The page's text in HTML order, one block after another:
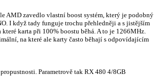
AMD zavedlo vlastní boost systém, který je podobný
I když tady funguje trochu přehledněji a s jistějším
karta při 100% boostu běhá. A to je 1266MHz.
na které ale karty často běhají s odpovídajícím
Parametrově tak RX 480 4/8GB